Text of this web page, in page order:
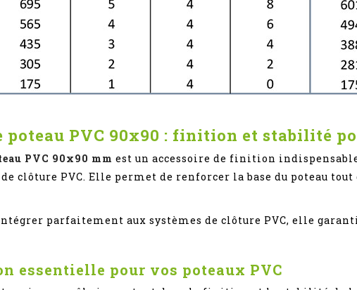
poteau PVC 90x90 : finition et stabilité
PVC 90x90 mm est un accessoire de finition
de clôture PVC. Elle permet de renforcer la base du poteau
parfaitement aux systèmes de clôture PVC, elle
essentielle pour vos poteaux PVC